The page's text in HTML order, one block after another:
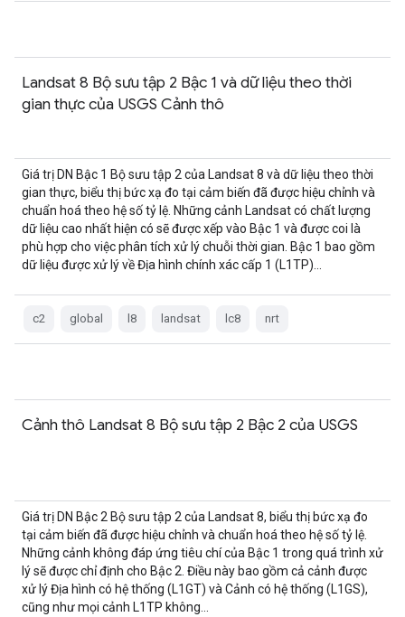
Landsat 8 Bộ sưu tập 2 Bậc 1 và dữ liệu theo thời
gian thực của USGS Cảnh thô
Giá trị DN Bậc 1 Bộ sưu tập 2 của Landsat 8 và dữ liệu theo thời
gian thực, biểu thị bức xạ đo tại cảm biến đã được hiệu chỉnh và
chuẩn hoá theo hệ số tỷ lệ. Những cảnh Landsat có chất lượng
dữ liệu cao nhất hiện có sẽ được xếp vào Bậc 1 và được coi là
phù hợp cho việc phân tích xử lý chuỗi thời gian. Bậc 1 bao gồm
dữ liệu được xử lý về Địa hình chính xác cấp 1 (L1TP)…
c2 global l8 landsat lc8 nrt
Cảnh thô Landsat 8 Bộ sưu tập 2 Bậc 2 của USGS
Giá trị DN Bậc 2 Bộ sưu tập 2 của Landsat 8, biểu thị bức xạ đo
tại cảm biến đã được hiệu chỉnh và chuẩn hoá theo hệ số tỷ lệ.
Những cảnh không đáp ứng tiêu chí của Bậc 1 trong quá trình xử
lý sẽ được chỉ định cho Bậc 2. Điều này bao gồm cả cảnh được
xử lý Địa hình có hệ thống (L1GT) và Cảnh có hệ thống (L1GS),
cũng như mọi cảnh L1TP không…